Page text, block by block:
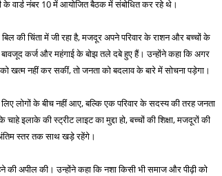
के वार्ड नंबर 10 में आयोजित बैठक में संबोधित कर रहे थे।
की चिंता में जी रहा है, मजदूर अपने परिवार के राशन और बच्चों के
कर्ज और महंगाई के बोझ तले दबे हुए हैं। उन्होंने कहा कि अगर
खत्म नहीं कर सकीं, तो जनता को बदलाव के बारे में सोचना पड़ेगा।
लोगों के बीच नहीं आए, बल्कि एक परिवार के सदस्य की तरह जनता
इलाके की स्ट्रीट लाइट का मुद्दा हो, बच्चों की शिक्षा, मजदूरों की
स्तर तक साथ खड़े रहेंगे।
की अपील की। उन्होंने कहा कि नशा किसी भी समाज और पीढ़ी को